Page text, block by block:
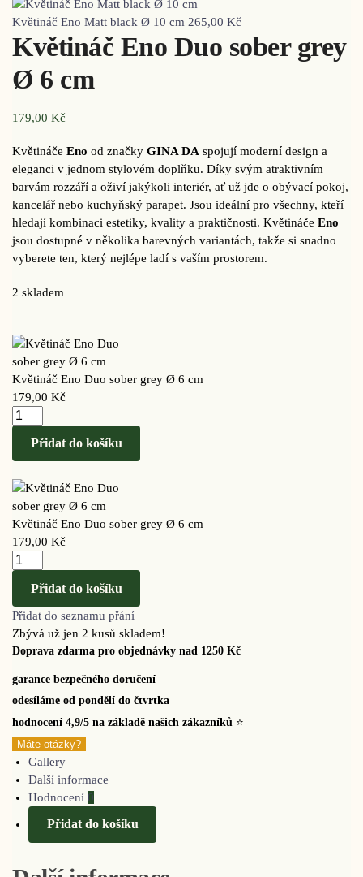
Květináč Eno Matt black Ø 10 cm 265,00 Kč
Květináč Eno Duo sober grey
Ø 6 cm
179,00 Kč
Květináče Eno od značky GINA DA spojují moderní design a
eleganci v jednom stylovém doplňku. Díky svým atraktivním
barvám rozzáří a oživí jakýkoli interiér, ať už jde o obývací pokoj,
kancelář nebo kuchyňský parapet. Jsou ideální pro všechny, kteří
hledají kombinaci estetiky, kvality a praktičnosti. Květináče Eno
jsou dostupné v několika barevných variantách, takže si snadno
vyberete ten, který nejlépe ladí s vaším prostorem.
2 skladem
Květináč Eno Duo sober grey Ø 6 cm
179,00 Kč
Přidat do košíku
Květináč Eno Duo sober grey Ø 6 cm
179,00 Kč
Přidat do košíku
Přidat do seznamu přání
Zbývá už jen 2 kusů skladem!
Doprava zdarma pro objednávky nad 1250 Kč
garance bezpečného doručení
odesíláme od pondělí do čtvrtka
hodnocení 4,9/5 na základě našich zákazníků ⭐
Máte otázky?
Gallery
Další informace
Hodnocení 0
Přidat do košíku